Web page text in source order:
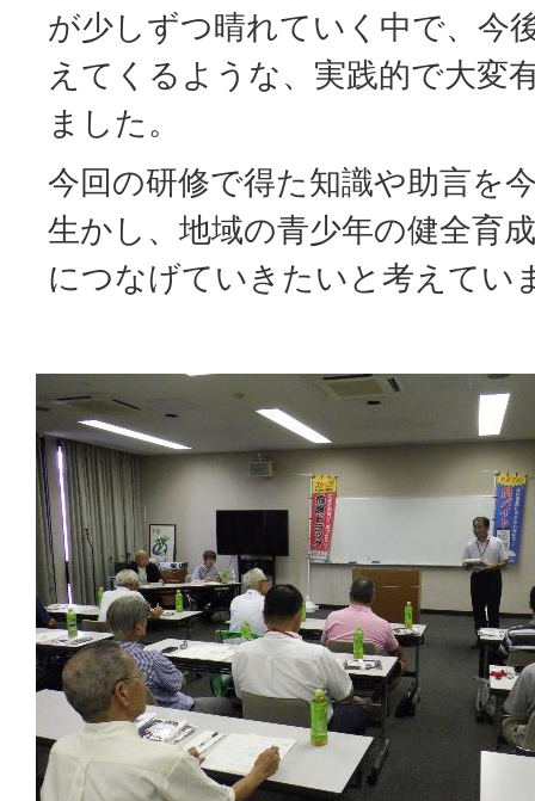
が少しずつ晴れていく中で、今
えてくるような、実践的で大変
ました。
今回の研修で得た知識や助言を
生かし、地域の青少年の健全育
につなげていきたいと考えてい